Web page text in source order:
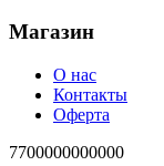
Магазин
О нас
Контакты
Оферта
7700000000000